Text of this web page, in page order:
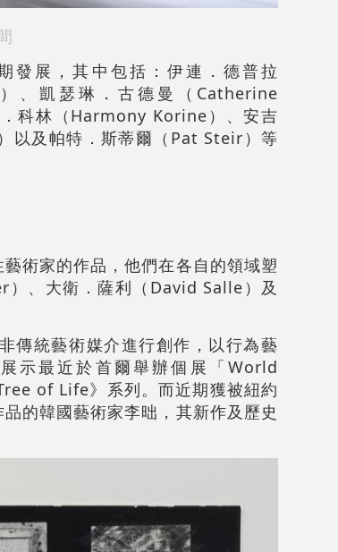
發展，其中包括：伊連．德普拉
、凱瑟琳．古德曼（Catherine
科林（Harmony Korine）、安吉
以及帕特．斯蒂爾（Pat Steir）等
術家的作品，他們在各自的領域塑
）、大衛．薩利（ David Salle ）及
傳統藝術媒介進行創作，以行為藝
示最近於首爾舉辦個展「World
of Life》系列。而近期獲被紐約
的韓國藝術家李昢，其新作及歷史